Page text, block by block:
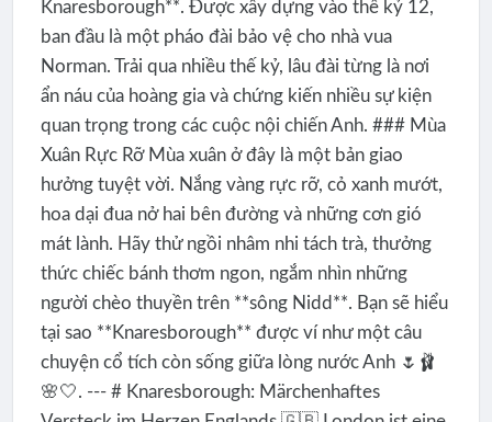
Knaresborough**. Được xây dựng vào thế kỷ 12,
ban đầu là một pháo đài bảo vệ cho nhà vua
Norman. Trải qua nhiều thế kỷ, lâu đài từng là nơi
ẩn náu của hoàng gia và chứng kiến nhiều sự kiện
quan trọng trong các cuộc nội chiến Anh. ### Mùa
Xuân Rực Rỡ Mùa xuân ở đây là một bản giao
hưởng tuyệt vời. Nắng vàng rực rỡ, cỏ xanh mướt,
hoa dại đua nở hai bên đường và những cơn gió
mát lành. Hãy thử ngồi nhâm nhi tách trà, thưởng
thức chiếc bánh thơm ngon, ngắm nhìn những
người chèo thuyền trên **sông Nidd**. Bạn sẽ hiểu
tại sao **Knaresborough** được ví như một câu
chuyện cổ tích còn sống giữa lòng nước Anh 🌷🩰
🌸🤍. --- # Knaresborough: Märchenhaftes